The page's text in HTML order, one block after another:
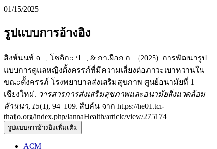
01/15/2025
รูปแบบการอ้างอิง
สิงห์นนท์ จ. ., โชติกะ ป. ., & กาเผือก ก. . (2025). การพัฒนารูป
แบบการดูแลหญิงตั้งครรภ์ที่มีความเสี่ยงต่อภาวะเบาหวานใน
ขณะตั้งครรภ์ โรงพยาบาลส่งเสริมสุขภาพ ศูนย์อนามัยที่ 1
เชียงใหม่. วารสารการส่งเสริมสุขภาพและอนามัยสิ่งแวดล้อม
ล้านนา, 15(1), 94–109. สืบค้น จาก https://he01.tci-
thaijo.org/index.php/lannaHealth/article/view/275174
รูปแบบการอ้างอิงเพิ่มเติม
ACM